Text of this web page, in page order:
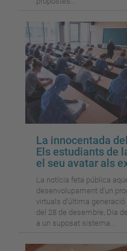
La innocentada
Els estudiants de
el seu avatar als
La notícia feta pública
desenvolupament d'un
virtuals d'última
del 28 de desembre, Dia
a un suposat sistema...